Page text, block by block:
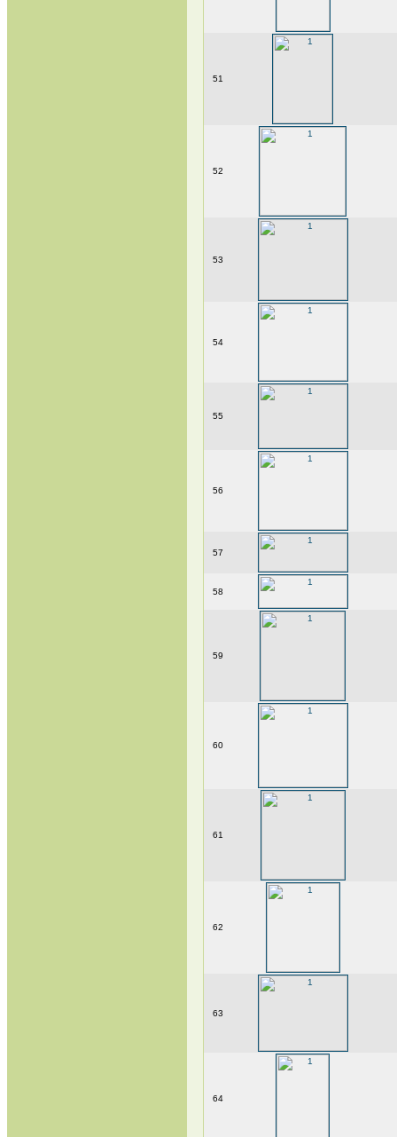
51
52
53
54
55
56
57
58
59
60
61
62
63
64